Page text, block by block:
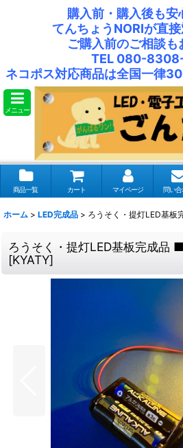
購入前・購入後も安
てんちょうNORIが直接
ご購入前のご相談も
TEL 080-
ネコポス対応商品は全国一律
メニュー
商品一覧 カート マイページ 問い
ホーム > LED完成品 > ろうそく・提灯LED基板
ろうそく・提灯LED基板完成品
[KYATY]